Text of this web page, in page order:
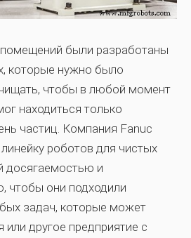
были разработаны
которые нужно было
чтобы в любой момент
находиться только
частиц. Компания Fanuc
роботов для чистых
досягаемостью и
чтобы они подходили
задач, которые может
другое предприятие с